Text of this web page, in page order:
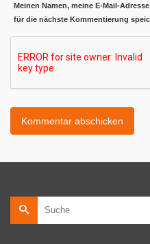
Meinen Namen, meine E-Mail-
für die nächste Kommentierung
Suche
nach: